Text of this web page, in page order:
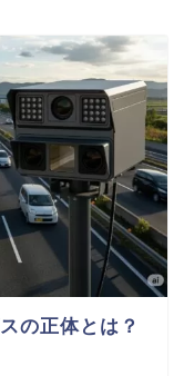
の正体とは？